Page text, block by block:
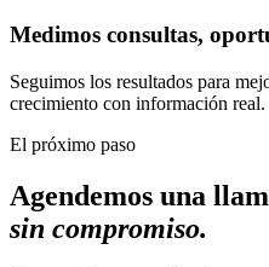
Medimos consultas,
Seguimos los resultados para
crecimiento con información real.
El próximo paso
Agendemos una
sin compromiso.